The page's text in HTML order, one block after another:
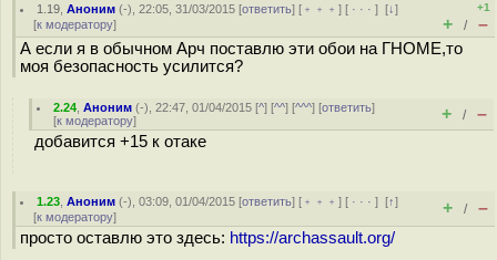
1.19 ,Аноним (-), 22:05, 31/03/2015 [ответить] [ ﹢﹢﹢] [ · · ·][↓]
[к модератору]
+1
+ / –
А если я в обычном Арч поставлю эти обои на ГНОМЕ,то
моя безопасность усилится?
2.24 ,Аноним (-), 22:47, 01/04/2015 [^] [^^] [^^^] [ответить]
[к модератору] + / –
добавится +15 к отаке
1.23 ,Аноним (-), 03:09, 01/04/2015 [ответить] [ ﹢﹢﹢] [ · · ·][↑]
[к модератору] + / –
просто оставлю это здесь: https://archassault.org/